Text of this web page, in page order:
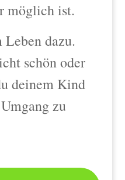
möglich ist.
dazu.
schön oder
deinem Kind
zu